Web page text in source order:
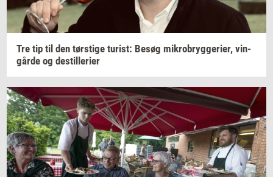
Tre tip til den tørsti­ge turist: Besøg mi­kro­bryg­ge­ri­er, vin­
går­de og destil­le­ri­er